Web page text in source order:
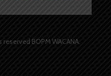
BOPM WACANA.